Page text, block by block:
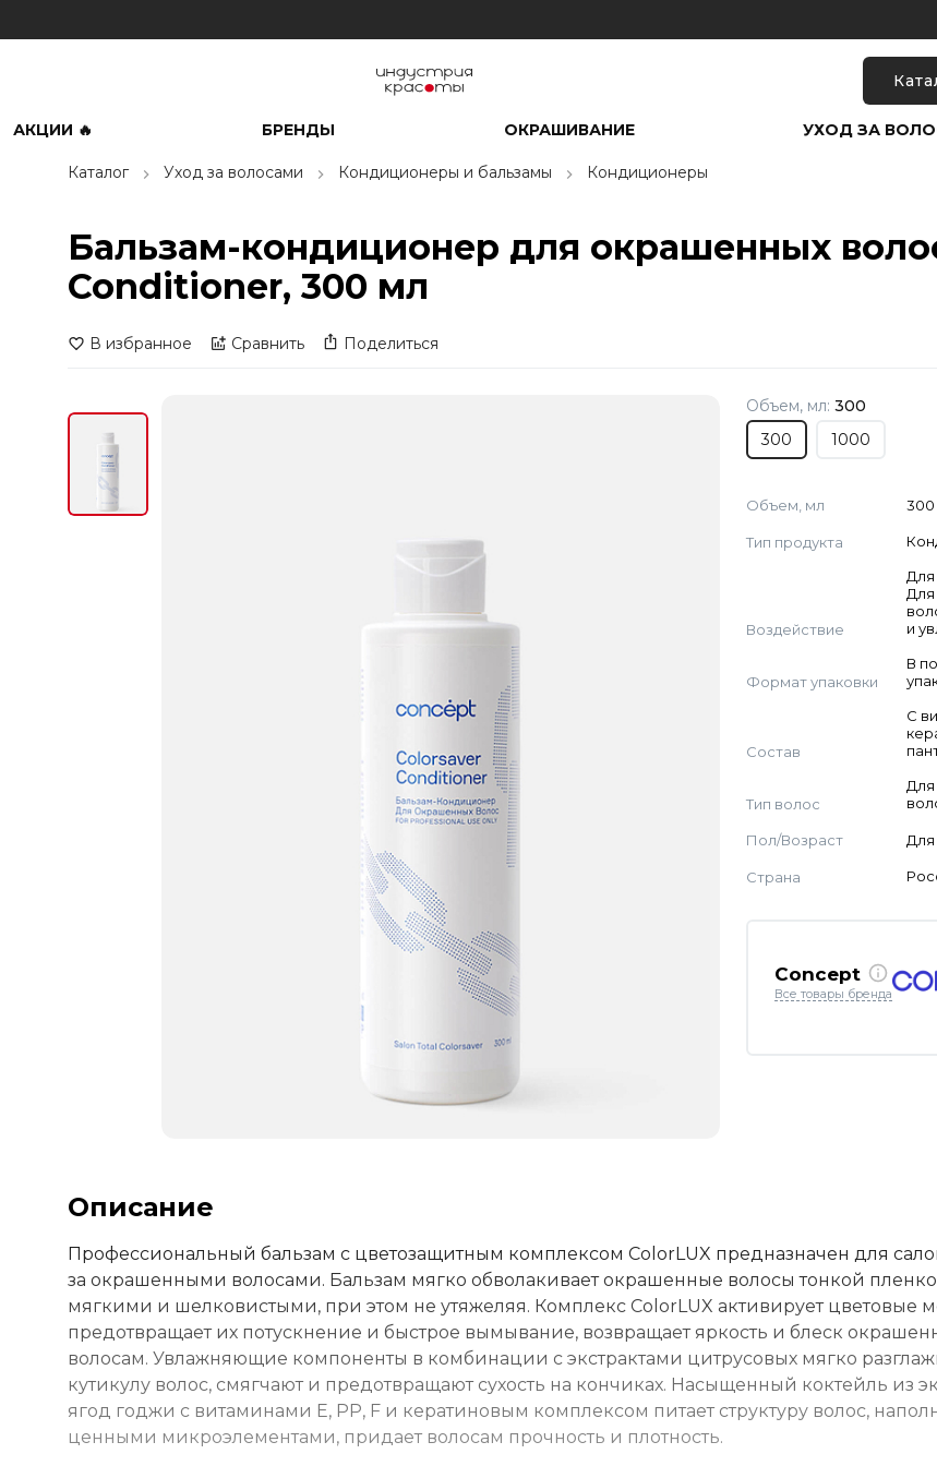
АКЦИИ 🔥 БРЕНДЫ ОКРАШИВАНИЕ УХОД ЗА
Каталог Уход за волосами Кондиционеры и бальзамы Кондиционеры
Бальзам-кондиционер для окрашенных
Conditioner, 300 мл
В избранное Сравнить Поделиться
Объем, мл: 300
300
1000
Объем, мл 300
Тип продукта
Воздействие
Для
и
Формат упаковки
В
Состав
С
Тип волос
Пол/Возраст
Страна
Concept
Все товары бренда
Описание
Профессиональный бальзам с цветозащитным комплексом ColorLUX предназначен для
за окрашенными волосами. Бальзам мягко обволакивает окрашенные волосы тонкой
мягкими и шелковистыми, при этом не утяжеляя. Комплекс ColorLUX активирует цветовые
предотвращает их потускнение и быстрое вымывание, возвращает яркость и блеск
волосам. Увлажняющие компоненты в комбинации с экстрактами цитрусовых мягко
кутикулу волос, смягчают и предотвращают сухость на кончиках. Насыщенный коктейль из
ягод годжи с витаминами E, РР, F и кератиновым комплексом питает структуру волос,
ценными микроэлементами, придает волосам прочность и плотность.